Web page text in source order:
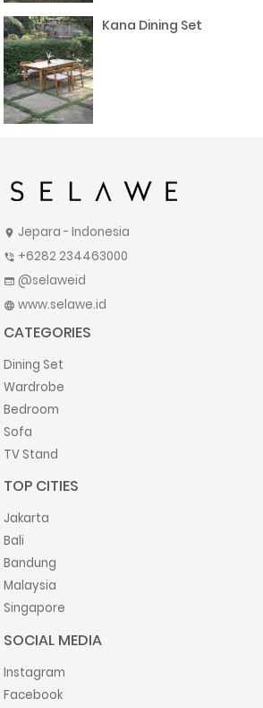
Kana Dining Set
location_on Jepara - Indonesia
phone_in_talk +6282 234463000
web @selaweid
language www.selawe.id
CATEGORIES
Dining Set
Wardrobe
Bedroom
Sofa
TV Stand
TOP CITIES
Jakarta
Bali
Bandung
Malaysia
Singapore
SOCIAL MEDIA
Instagram
Facebook